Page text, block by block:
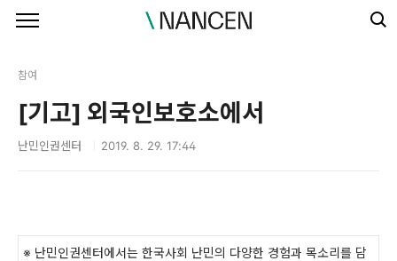
참여
[기고] 외국인보호소에서
난민인권센터 2019. 8. 29. 17:44
※ 난민인권센터에서는 한국사회 난민의 다양한 경험과 목소리를 담